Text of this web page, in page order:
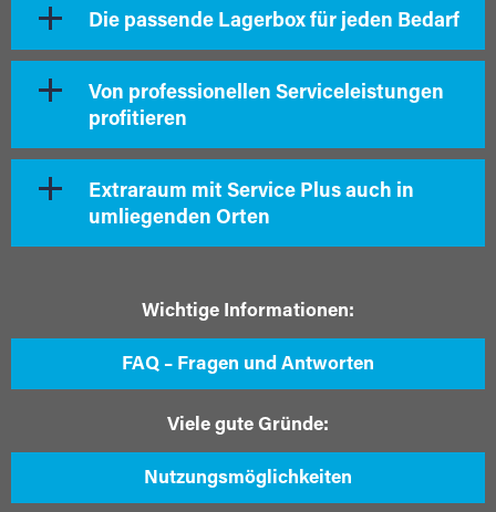
Die passende Lagerbox für jeden Bedarf
Von professionellen Serviceleistungen
profitieren
Extraraum mit Service Plus auch in
umliegenden Orten
Wichtige Informationen:
FAQ – Fragen und Antworten
Viele gute Gründe:
Nutzungsmöglichkeiten